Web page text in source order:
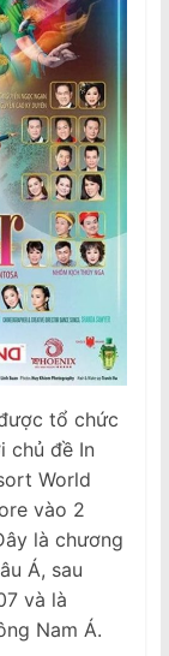
tổ chức
chủ đề In
World
vào 2
là chương
Á, sau
và là
Nam Á.